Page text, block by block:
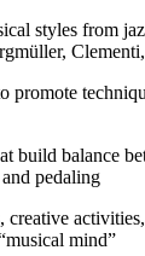
styles from
promote
build balance
pedaling
creative
mind”